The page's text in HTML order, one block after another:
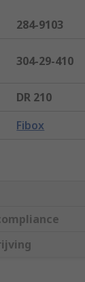
284-9103
304-29-410
DR 210
Fibox